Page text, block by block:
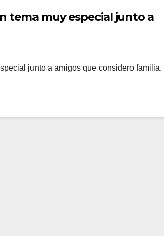
tema muy especial junto a
junto a amigos que considero familia.